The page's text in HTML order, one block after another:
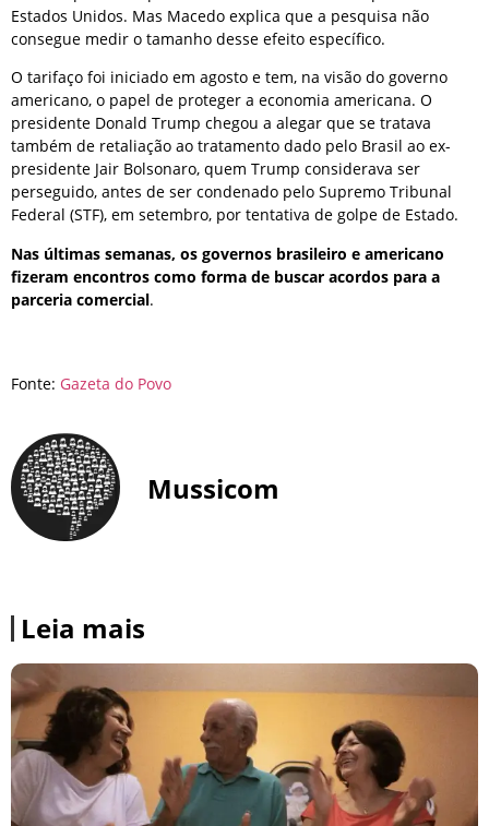
Estados Unidos. Mas Macedo explica que a pesquisa não
consegue medir o tamanho desse efeito específico.
O tarifaço foi iniciado em agosto e tem, na visão do governo
americano, o papel de proteger a economia americana. O
presidente Donald Trump chegou a alegar que se tratava
também de retaliação ao tratamento dado pelo Brasil ao ex-
presidente Jair Bolsonaro, quem Trump considerava ser
perseguido, antes de ser condenado pelo Supremo Tribunal
Federal (STF), em setembro, por tentativa de golpe de Estado.
Nas últimas semanas, os governos brasileiro e americano
fizeram encontros como forma de buscar acordos para a
parceria comercial.
Fonte: Gazeta do Povo
Mussicom
Leia mais